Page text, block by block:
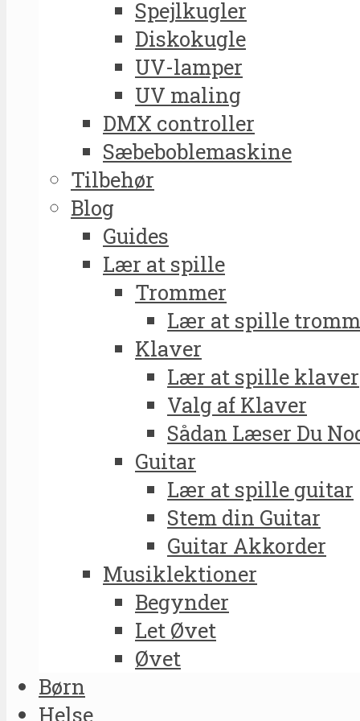
Spejlkugler
Diskokugle
UV-lamper
UV maling
DMX controller
Sæbeboblemaskine
Tilbehør
Blog
Guides
Lær at spille
Trommer
Lær at spille
Klaver
Lær at spille klaver
Valg af Klaver
Sådan Læser Du
Guitar
Lær at spille guitar
Stem din Guitar
Guitar Akkorder
Musiklektioner
Begynder
Let Øvet
Øvet
Børn
Helse